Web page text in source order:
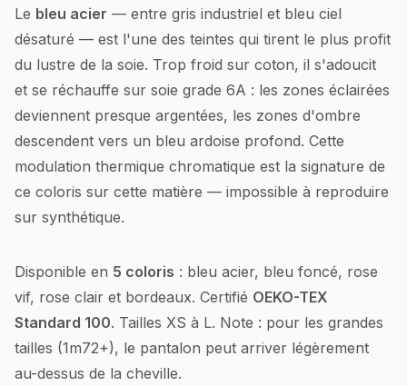
Le bleu acier — entre gris industriel et bleu ciel
désaturé — est l'une des teintes qui tirent le plus profit
du lustre de la soie. Trop froid sur coton, il s'adoucit
et se réchauffe sur soie grade 6A : les zones éclairées
deviennent presque argentées, les zones d'ombre
descendent vers un bleu ardoise profond. Cette
modulation thermique chromatique est la signature de
ce coloris sur cette matière — impossible à reproduire
sur synthétique.
Disponible en 5 coloris : bleu acier, bleu foncé, rose
vif, rose clair et bordeaux. Certifié OEKO-TEX
Standard 100. Tailles XS à L. Note : pour les grandes
tailles (1m72+), le pantalon peut arriver légèrement
au-dessus de la cheville.